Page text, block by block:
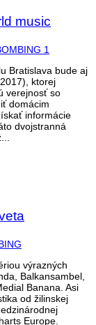
music
Bratislava bude aj
ktorej
verejnosť so
domácim
informácie
dvojstranná
výrazných
Balkansambel,
Banana. Asi
od žilinskej
Europe.